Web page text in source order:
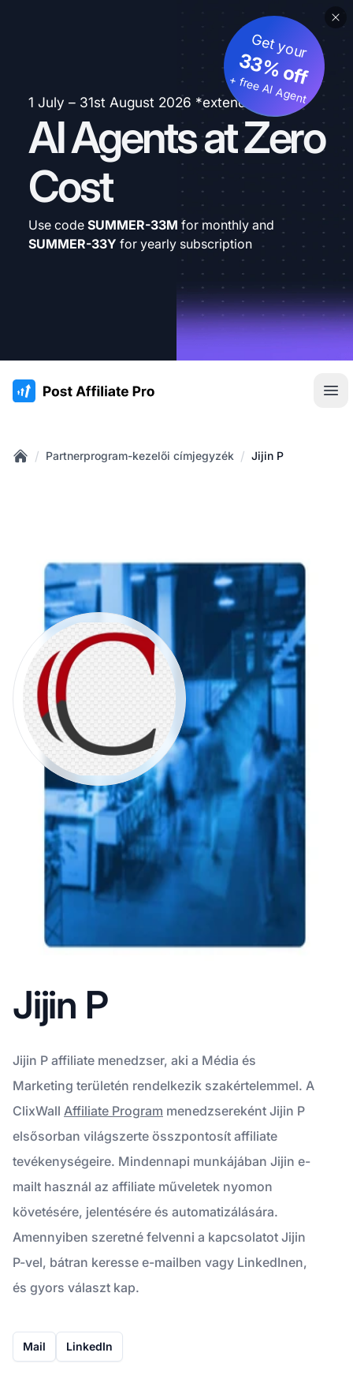
1 July – 31st August 2026 *extended
AI Agents at Zero
Cost
Get your
33% off
+ free AI Agent
Use code SUMMER-33M for monthly and
SUMMER-33Y for yearly subscription
:site.title
/ Partnerprogram-kezelői címjegyzék / Jijin P
Jijin P
Jijin P affiliate menedzser, aki a Média és
Marketing területén rendelkezik szakértelemmel. A
ClixWall Affiliate Program menedzsereként Jijin P
elsősorban világszerte összpontosít affiliate
tevékenységeire. Mindennapi munkájában Jijin e-
mailt használ az affiliate műveletek nyomon
követésére, jelentésére és automatizálására.
Amennyiben szeretné felvenni a kapcsolatot Jijin
P-vel, bátran keresse e-mailben vagy LinkedInen,
és gyors választ kap.
Mail LinkedIn